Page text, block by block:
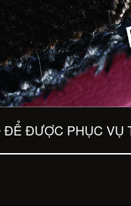
ĐƯỢC PHỤC VỤ